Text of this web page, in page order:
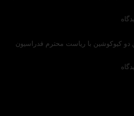
دو کیوکوشین با ریاست محترم فدراسیون